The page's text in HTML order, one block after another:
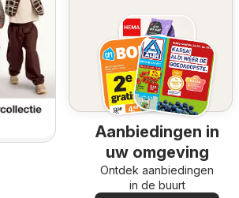
Aanbiedingen in
uw omgeving
Ontdek aanbiedingen
in de buurt